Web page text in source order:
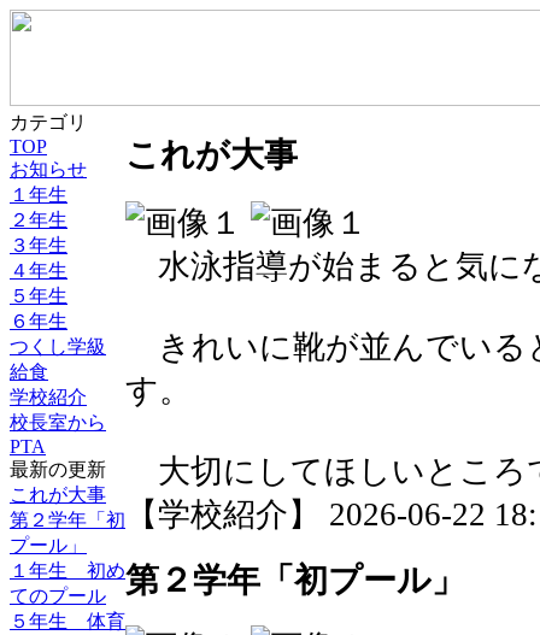
カテゴリ
TOP
お知らせ
１年生
２年生
３年生
４年生
５年生
６年生
つくし学級
給食
学校紹介
校長室から
PTA
最新の更新
これが大事
第２学年「初
プール」
１年生 初め
てのプール
５年生 体育
これが大事
水泳指導が始まると気に
きれいに靴が並んでいる
す。
大切にしてほしいところ
【学校紹介】 2026-06-22
第２学年「初プール」